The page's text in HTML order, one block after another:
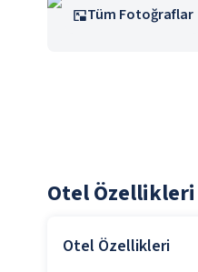
Tüm Fotoğraflar
Otel Özellikleri
Otel Özellikleri